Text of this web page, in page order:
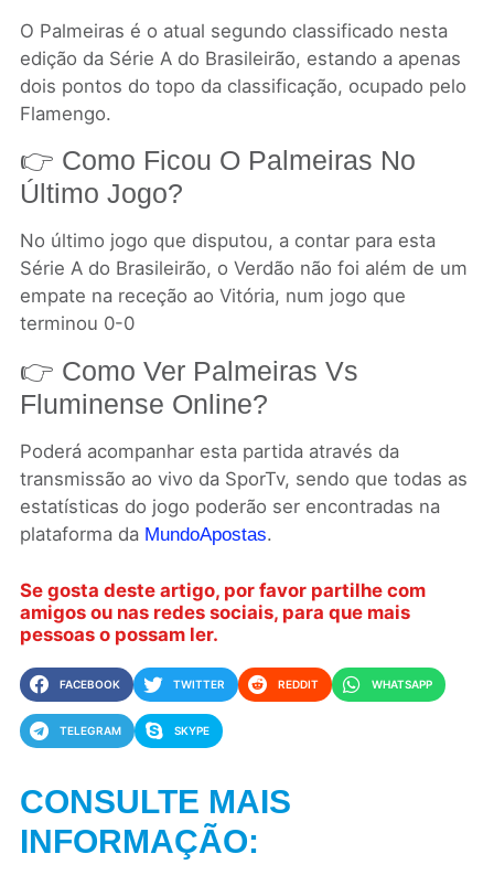
O Palmeiras é o atual segundo classificado nesta
edição da Série A do Brasileirão, estando a apenas
dois pontos do topo da classificação, ocupado pelo
Flamengo.
👉 Como Ficou O Palmeiras No
Último Jogo?
No último jogo que disputou, a contar para esta
Série A do Brasileirão, o Verdão não foi além de um
empate na receção ao Vitória, num jogo que
terminou 0-0
👉 Como Ver Palmeiras Vs
Fluminense Online?
Poderá acompanhar esta partida através da
transmissão ao vivo da SporTv, sendo que todas as
estatísticas do jogo poderão ser encontradas na
plataforma da MundoApostas.
Se gosta deste artigo, por favor partilhe com
amigos ou nas redes sociais, para que mais
pessoas o possam ler.
FACEBOOK TWITTER REDDIT WHATSAPP
TELEGRAM SKYPE
CONSULTE MAIS
INFORMAÇÃO: